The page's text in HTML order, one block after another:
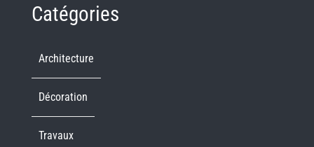
Catégories
Architecture
Décoration
Travaux